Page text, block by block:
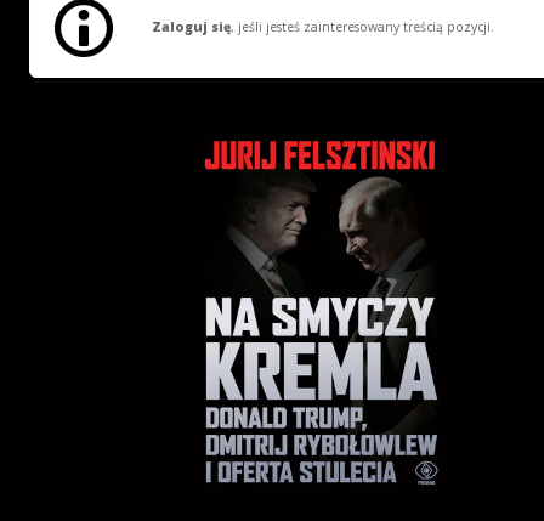
Zaloguj się, jeśli jesteś zainteresowany treścią pozycji.